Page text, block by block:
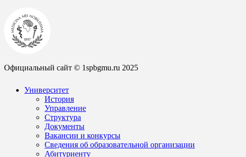
Официальный сайт © 1spbgmu.ru 2025
Университет
История
Управление
Структура
Документы
Вакансии и конкурсы
Сведения об образовательной организации
Абитуриенту